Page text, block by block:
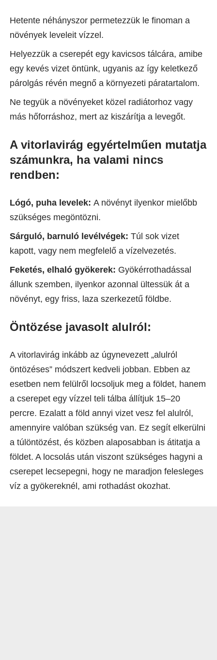
Hetente néhányszor permetezzük le finoman a
növények leveleit vízzel.
Helyezzük a cserepét egy kavicsos tálcára, amibe
egy kevés vizet öntünk, ugyanis az így keletkező
párolgás révén megnő a környezeti páratartalom.
Ne tegyük a növényeket közel radiátorhoz vagy
más hőforráshoz, mert az kiszárítja a levegőt.
A vitorlavirág egyértelműen mutatja
számunkra, ha valami nincs
rendben:
Lógó, puha levelek: A növényt ilyenkor mielőbb
szükséges megöntözni.
Sárguló, barnuló levélvégek: Túl sok vizet
kapott, vagy nem megfelelő a vízelvezetés.
Feketés, elhaló gyökerek: Gyökérrothadással
állunk szemben, ilyenkor azonnal ültessük át a
növényt, egy friss, laza szerkezetű földbe.
Öntözése javasolt alulról:
A vitorlavirág inkább az úgynevezett „alulról
öntözéses” módszert kedveli jobban. Ebben az
esetben nem felülről locsoljuk meg a földet, hanem
a cserepet egy vízzel teli tálba állítjuk 15–20
percre. Ezalatt a föld annyi vizet vesz fel alulról,
amennyire valóban szükség van. Ez segít elkerülni
a túlöntözést, és közben alaposabban is átitatja a
földet. A locsolás után viszont szükséges hagyni a
cserepet lecsepegni, hogy ne maradjon felesleges
víz a gyökereknél, ami rothadást okozhat.